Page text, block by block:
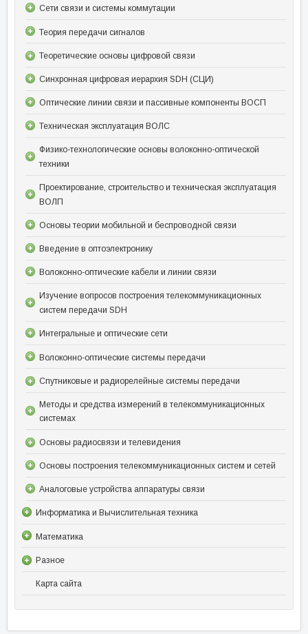
Сети связи и системы коммутации
Теория передачи сигналов
Теоретические основы цифровой связи
Синхронная цифровая иерархия SDH (СЦИ)
Оптические линии связи и пассивные компоненты ВОСП
Техническая эксплуатация ВОЛС
Физико-технологические основы волоконно-оптической
техники
Проектирование, строительство и техническая эксплуатация
ВОЛП
Основы теории мобильной и беспроводной связи
Введение в оптоэлектронику
Волоконно-оптические кабели и линии связи
Изучение вопросов построения телекоммуникационных
систем передачи SDH
Интегральные и оптические сети
Волоконно-оптические системы передачи
Спутниковые и радиорелейные системы передачи
Методы и средства измерений в телекоммуникационных
системах
Основы радиосвязи и телевидения
Основы построения телекоммуникационных систем и сетей
Аналоговые устройства аппаратуры связи
Информатика и Вычислительная техника
Математика
Разное
Карта сайта